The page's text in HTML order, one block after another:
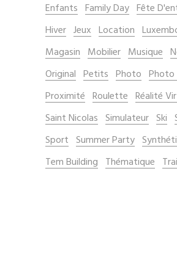
Enfants Family Day Fête
Hiver Jeux Location
Magasin Mobilier Musique
Original Petits Photo Photo
Proximité Roulette Réalité
Saint Nicolas Simulateur Ski
Sport Summer Party
Tem Building Thématique